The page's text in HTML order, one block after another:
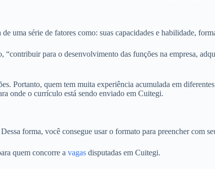
uma série de fatores como: suas capacidades e habilidade,
para o desenvolvimento das funções na empresa,
Portanto, quem tem muita experiência acumulada em
onde o currículo está sendo enviado em Cuitegi.
forma, você consegue usar o formato para preencher com
quem concorre a vagas disputadas em Cuitegi.